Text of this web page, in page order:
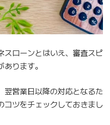
スローンとはいえ、審査スピ
ります。
翌営業日以降の対応となるた
コツをチェックしておきまし